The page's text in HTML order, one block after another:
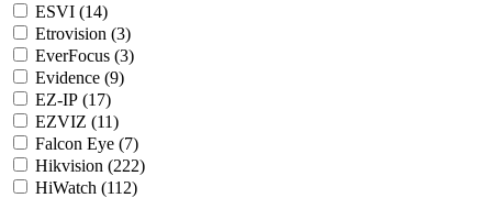
ESVI (14)
Etrovision (3)
EverFocus (3)
Evidence (9)
EZ-IP (17)
EZVIZ (11)
Falcon Eye (7)
Hikvision (222)
HiWatch (112)